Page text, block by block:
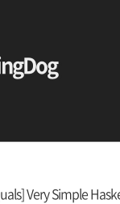
Very Simple